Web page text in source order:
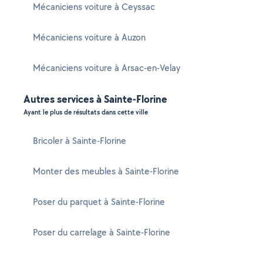
Mécaniciens voiture à Ceyssac
Mécaniciens voiture à Auzon
Mécaniciens voiture à Arsac-en-Velay
Autres services à Sainte-Florine
Ayant le plus de résultats dans cette ville
Bricoler à Sainte-Florine
Monter des meubles à Sainte-Florine
Poser du parquet à Sainte-Florine
Poser du carrelage à Sainte-Florine